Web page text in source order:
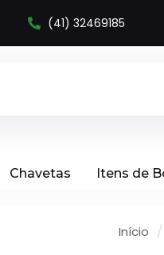
(41) 32469185
Chavetas Itens de
Início /